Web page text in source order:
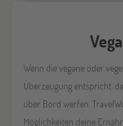
Wenn die vegane oder
Überzeugung entspricht,
über Bord werfen.
Möglichkeiten deine